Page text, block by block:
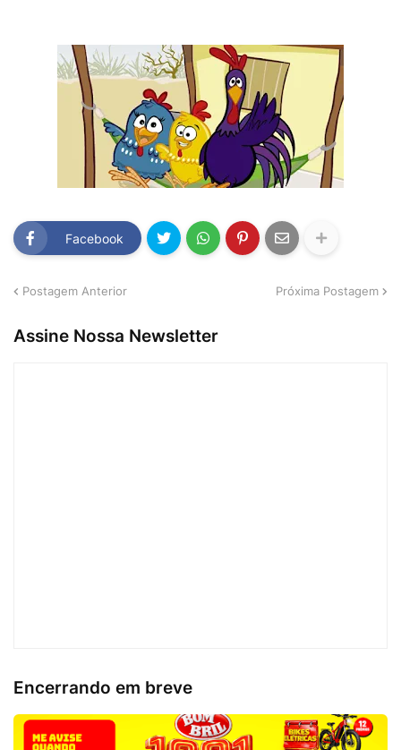
Facebook
Postagem Anterior Próxima Postagem
Assine Nossa Newsletter
Encerrando em breve